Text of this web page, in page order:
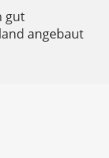
gut
angebaut